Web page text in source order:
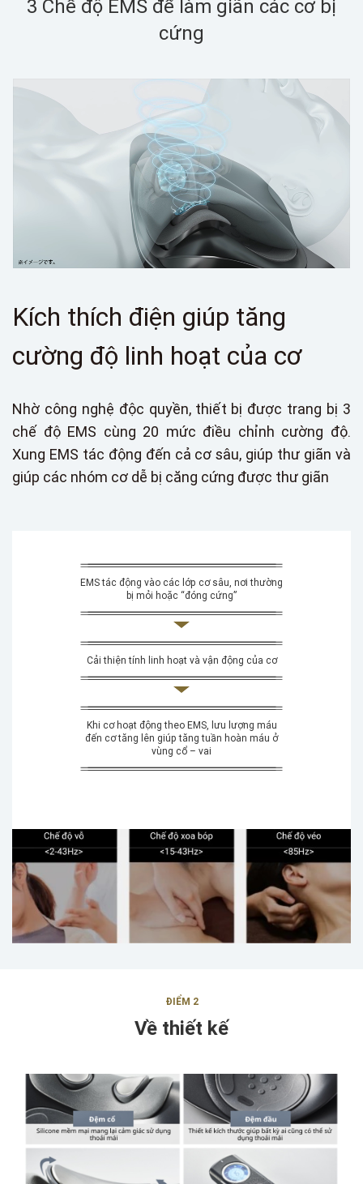
3 Chế độ EMS để làm giãn các cơ bị
cứng
Kích thích điện giúp tăng
cường độ linh hoạt của cơ
Nhờ công nghệ độc quyền, thiết bị được trang bị 3
chế độ EMS cùng 20 mức điều chỉnh cường độ.
Xung EMS tác động đến cả cơ sâu, giúp thư giãn và
giúp các nhóm cơ dễ bị căng cứng được thư giãn
EMS tác động vào các lớp cơ sâu, nơi thường
bị mỏi hoặc “đóng cứng”
Cải thiện tính linh hoạt và vận động của cơ
Khi cơ hoạt động theo EMS, lưu lượng máu
đến cơ tăng lên giúp tăng tuần hoàn máu ở
vùng cổ – vai
ĐIỂM 2
Về thiết kế